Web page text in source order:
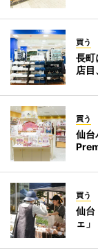
買う
長
店
買う
仙台
買う
仙台
ェ